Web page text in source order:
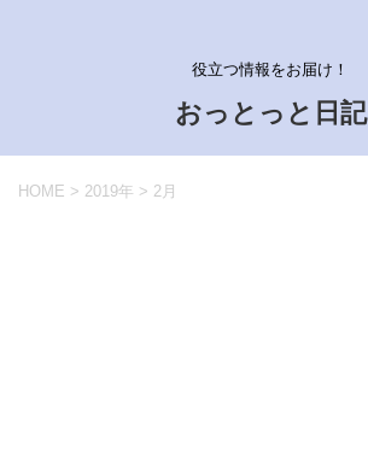
役立つ情報をお届け！
おっとっと日記
HOME > 2019年 > 2月